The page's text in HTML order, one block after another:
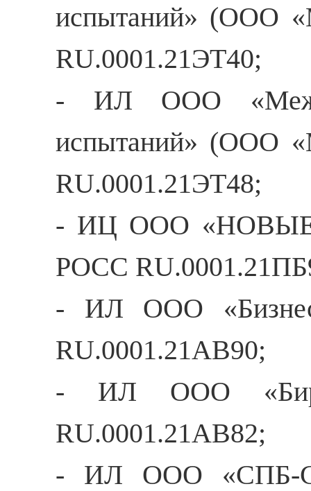
испытаний» (ООО
RU.0001.21ЭТ40;
- ИЛ ООО
испытаний» (ООО
RU.0001.21ЭТ48;
- ИЦ ООО «НОВЫЕ
РОСС
- ИЛ ООО
RU.0001.21АВ90;
- ИЛ ООО
RU.0001.21АВ82;
- ИЛ ООО «СПБ-